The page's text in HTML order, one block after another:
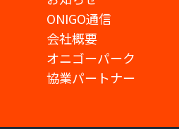
ONIGO通信
会社概要
オニゴーパーク
協業パートナー